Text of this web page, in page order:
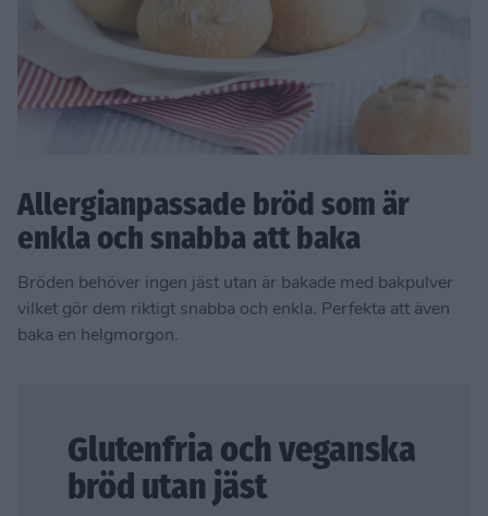
Allergianpassade bröd som är
enkla och snabba att baka
Bröden behöver ingen jäst utan är bakade med bakpulver
vilket gör dem riktigt snabba och enkla. Perfekta att även
baka en helgmorgon.
Glutenfria och veganska
bröd utan jäst